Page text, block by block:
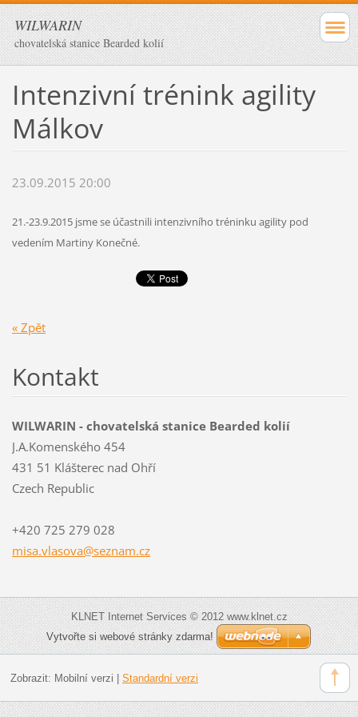
WILWARIN
chovatelská stanice Bearded kolií
Intenzivní trénink agility
Málkov
23.09.2015 20:00
21.-23.9.2015 jsme se účastnili intenzivního tréninku agility pod
vedením Martiny Konečné.
« Zpět
Kontakt
WILWARIN - chovatelská stanice Bearded kolií
J.A.Komenského 454
431 51 Klášterec nad Ohří
Czech Republic
+420 725 279 028
misa.vlasova@seznam.cz
KLNET Internet Services © 2012 www.klnet.cz
Vytvořte si webové stránky zdarma!
Zobrazit: Mobilní verzi Standardní verzi